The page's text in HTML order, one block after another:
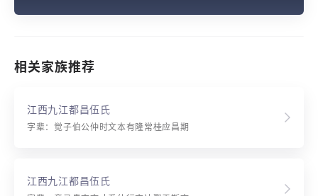
相关家族推荐
江西九江都昌伍氏
字辈：觉子伯公仲时文本有隆常桂应昌期
江西九江都昌伍氏